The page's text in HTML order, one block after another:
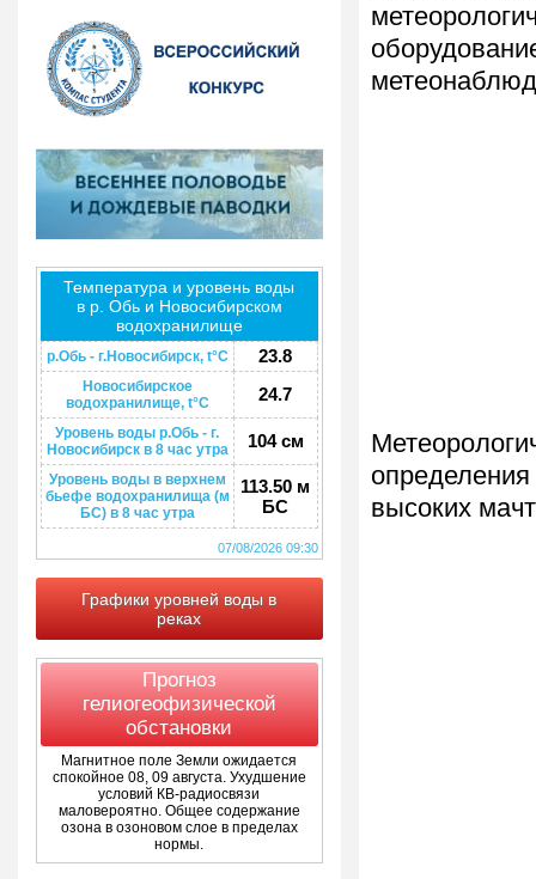
Температура и уровень воды
в р. Обь и Новосибирском
водохранилище
р.Обь - г.Новосибирск, t°C 23.8
Новосибирское
водохранилище, t°C
24.7
Уровень воды р.Обь - г.
Новосибирск в 8 час утра
104 см
Уровень воды в верхнем
бьефе водохранилища (м
БС) в 8 час утра
113.50 м
БС
07/08/2026 09:30
Графики уровней воды в
реках
Прогноз
гелиогеофизической
обстановки
Магнитное поле Земли ожидается
спокойное 08, 09 августа. Ухудшение
условий КВ-радиосвязи
маловероятно. Общее содержание
озона в озоновом слое в пределах
нормы.
высоких